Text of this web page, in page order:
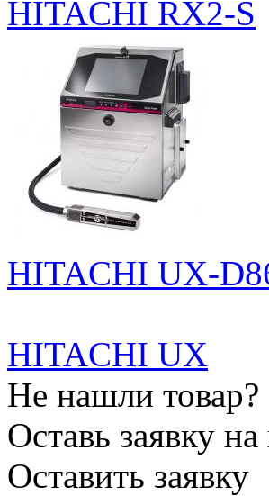
HITACHI RX2-S
HITACHI UX-
HITACHI UX
Не нашли товар?
Оставь заявку
Оставить заявку